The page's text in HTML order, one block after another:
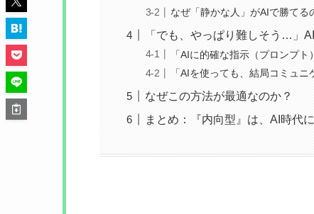
なぜ「静かな人」がAIで勝てる
「でも、やっぱり難しそう…」
「AIに的確な指示（プロンプ
「AIを使っても、結局コミュ
なぜこの方法が最適なのか？
まとめ：『内向型』は、AI時代